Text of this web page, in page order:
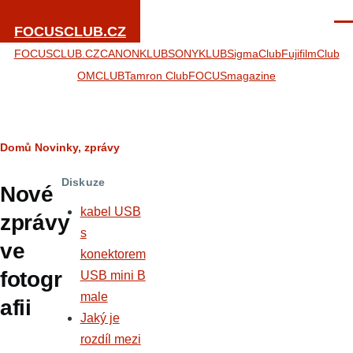
FOCUSCLUB.CZ
FOCUSCLUB.CZCANONKLUBSONYKLUBSigmaClubFujifilmClub
OMCLUBTamron ClubFOCUSmagazine
Drobečková
navigace
Domů Novinky, zprávy
Nové
zprávy
ve
fotogr
afii
Diskuze
kabel USB
s
konektorem
USB mini B
male
Jaký je
rozdíl mezi